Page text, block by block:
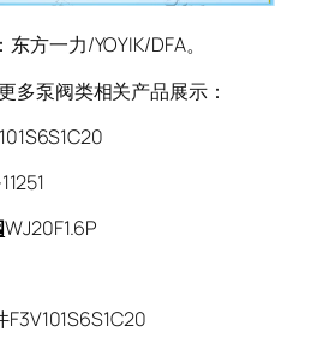
方一力/YOYIK/DFA。
泵阀类相关产品展示：
WJ20F1.6P